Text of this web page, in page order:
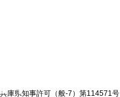
兵庫県知事許可（般-7）第114571号